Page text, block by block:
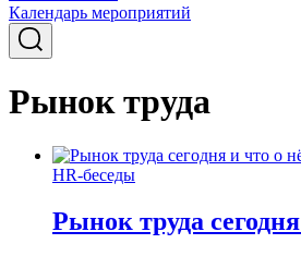
Календарь мероприятий
Рынок труда
HR-беседы
Рынок труда